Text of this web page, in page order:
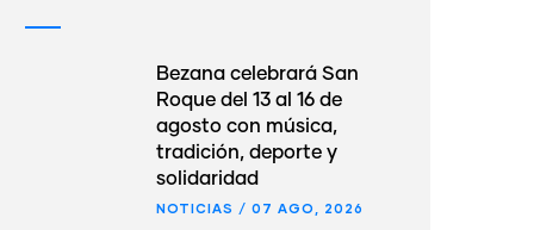
Bezana celebrará San
Roque del 13 al 16 de
agosto con música,
tradición, deporte y
solidaridad
NOTICIAS / 07 AGO, 2026